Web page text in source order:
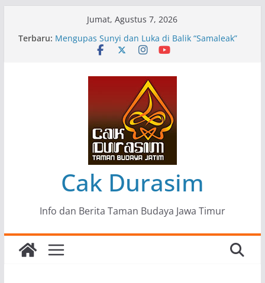
Jumat, Agustus 7, 2026
Terbaru: Pameran Lukisan Komunitas Patria Seni Rupa
Kota Blitar : Ketika “Bergerak” Menjadi Mantra
Mengupas Sunyi dan Luka di Balik “Samaleak”
Menjaga Marwah Seni dan Budaya: Catatan
Kunjungan Kerja Ir. Bambang Haryo Soekartono
(BHS) Anggota DPR RI ke Taman Budaya Jawa
Pameran Tunggal 35 Karya Agus Koecink
“Tumbang Tambang”, Ungkapan Kritis Tentang
Derita Pekerja Pertambangan
Cak Durasim
Info dan Berita Taman Budaya Jawa Timur